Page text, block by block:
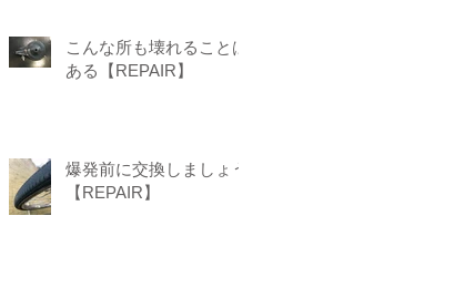
こんな所も壊れることは
ある【REPAIR】
爆発前に交換しましょう
【REPAIR】